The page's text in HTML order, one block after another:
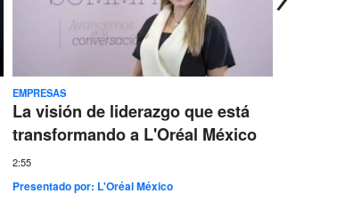
EMPRESAS
La visión de liderazgo que está
transformando a L'Oréal México
2:55
Presentado por: L'Oréal México